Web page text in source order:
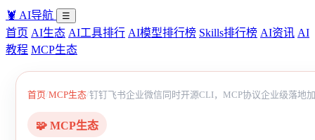
🦞 AI导航 ☰
首页 AI生态 AI工具排行 AI模型排行榜 Skills排行榜 AI资讯 AI
教程 MCP生态
首页/MCP生态/钉钉飞书企业微信同时开源CLI，MCP协议企业级落地
🧩 MCP生态